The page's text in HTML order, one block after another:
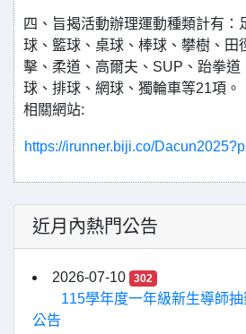
四、旨揭活動辦理運動種類計有：
球、籃球、桌球、棒球、攀樹、田
擊、柔道、高爾夫、SUP、跆拳道
球、排球、網球、獨輪車等21項。
相關網站:
https://irunner.biji.co/
近月內熱門公告
2026-07-10 302
115學年度一年級新生導師
公告